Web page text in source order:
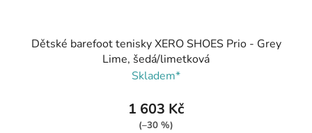
Dětské barefoot tenisky XERO SHOES Prio - Grey
Lime, šedá/limetková
Skladem*
1 603 Kč
(–30 %)